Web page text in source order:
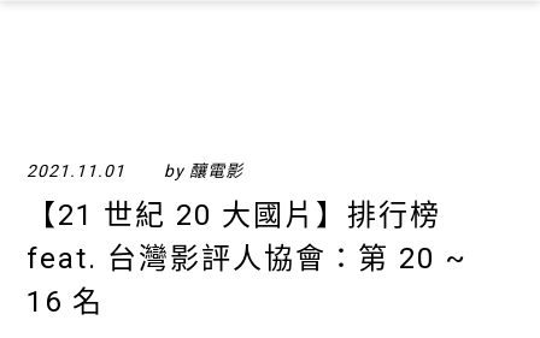
2021.11.01 by 釀電影
【21 世紀 20 大國片】排行榜
feat. 台灣影評人協會：第 20 ~
16 名